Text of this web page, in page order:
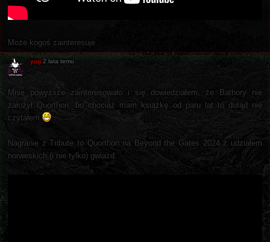
Może kogoś zainteresuje.
yog 2 lata temu
Mnie powyższe zainteresowało i się dowiedziałem, że Bathory nie
założył Quorthon, bo chociaż mam książkę od paru lat to dotąd nie
czytałem
Nagranie z Tribute to Quorthon na Beyond the Gates 2024 z udziałem
norweskich (i nie tylko) gwiazd.